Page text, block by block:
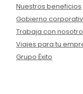
Nuestros beneficios
Gobierno
Trabaja con
Viajes para tu
Grupo Éxito